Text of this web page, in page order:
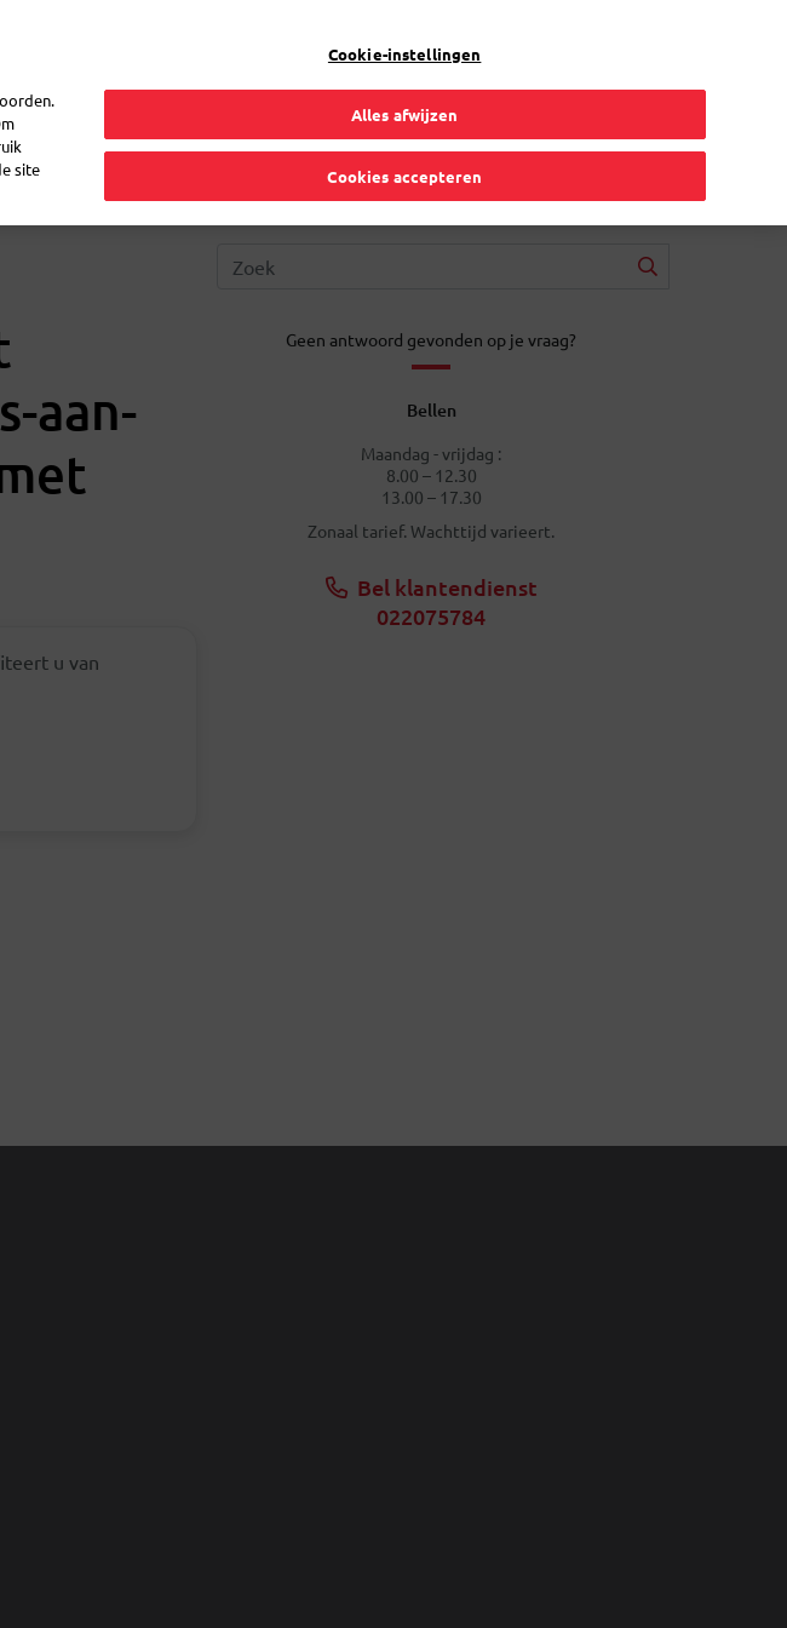
Zakelijk
FAQ eShop
aan-
u van
Geen antwoord gevonden op je vraag?
Bellen
Maandag - vrijdag :
8.00 – 12.30
13.00 – 17.30
Zonaal tarief. Wachttijd varieert.
Bel klantendienst
022075784
site
Cookie-instellingen
Alles afwijzen
Cookies accepteren